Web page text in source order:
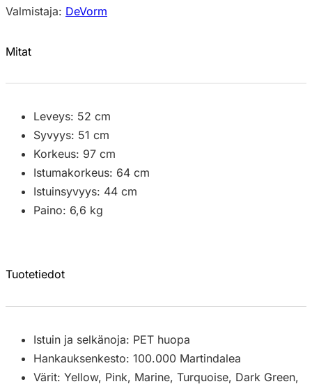
Valmistaja: DeVorm
Mitat
Leveys: 52 cm
Syvyys: 51 cm
Korkeus: 97 cm
Istumakorkeus: 64 cm
Istuinsyvyys: 44 cm
Paino: 6,6 kg
Tuotetiedot
Istuin ja selkänoja: PET huopa
Hankauksenkesto: 100.000 Martindalea
Värit: Yellow, Pink, Marine, Turquoise, Dark Green,